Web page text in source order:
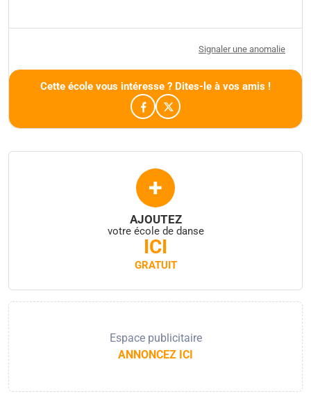
Signaler une anomalie
Cette école vous intéresse ? Dites-le à vos amis !
+
AJOUTEZ
votre école de danse
ICI
GRATUIT
Espace publicitaire
ANNONCEZ ICI